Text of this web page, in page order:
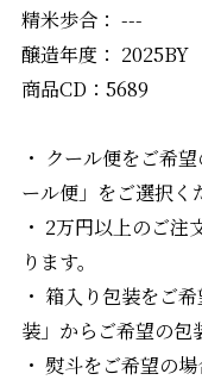
精米歩合： ---
醸造年度： 2025BY
商品CD：5689
・ クール便をご希
ール便」をご選択く
・ 2万円以上のご
ります。
・ 箱入り包装をご
装」からご希望の包
・ 熨斗をご希望の